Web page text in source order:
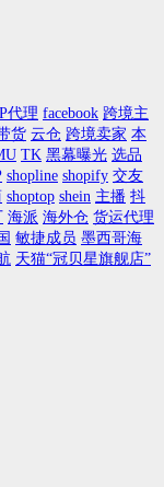
代理 facebook 跨境主
货 云仓 跨境卖家 本
TK 黑幕曝光 选品
shopline shopify 交友
shoptop shein 主播 抖
海派 海外仓 货运代理
敏捷成员 墨西哥海
天猫“冠贝星旗舰店”